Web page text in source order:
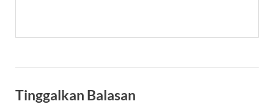
Tinggalkan Balasan